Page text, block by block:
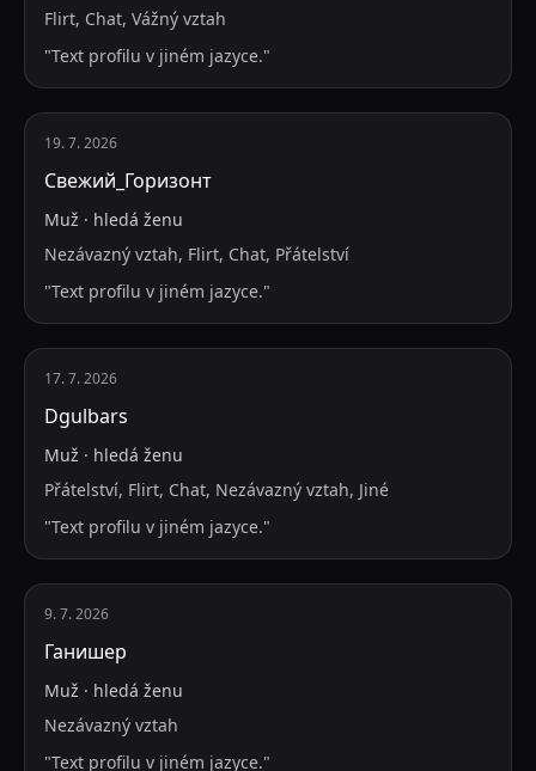
Flirt, Chat, Vážný vztah
"Text profilu v jiném jazyce."
19. 7. 2026
Свежий_Горизонт
Muž · hledá ženu
Nezávazný vztah, Flirt, Chat, Přátelství
"Text profilu v jiném jazyce."
17. 7. 2026
Dgulbars
Muž · hledá ženu
Přátelství, Flirt, Chat, Nezávazný vztah, Jiné
"Text profilu v jiném jazyce."
9. 7. 2026
Ганишер
Muž · hledá ženu
Nezávazný vztah
"Text profilu v jiném jazyce."